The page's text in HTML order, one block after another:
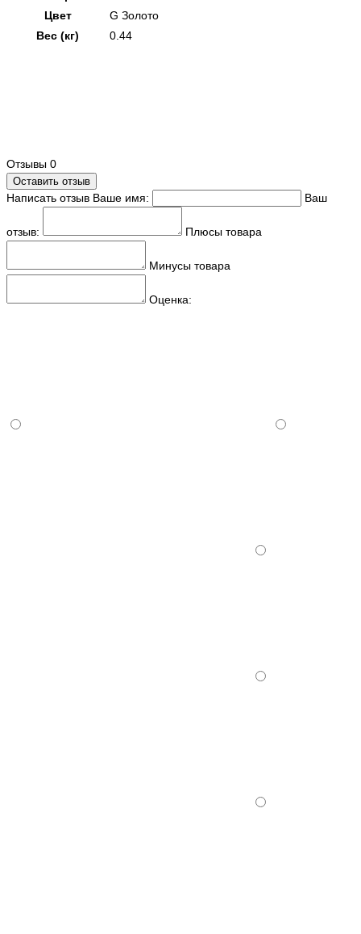
Цвет
G Золото
Вес (кг)
0.44
Отзывы 0
Оставить отзыв
Написать отзыв Ваше имя: Ваш
отзыв: Плюсы товара
Минусы товара
Оценка: